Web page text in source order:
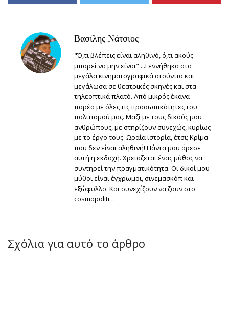
Βασίλης Νάτσιος
"Ό,τι βλέπεις είναι αληθινό, ό,τι ακούς
μπορεί να μην είναι" ...Γεννήθηκα στα
μεγάλα κινηματογραφικά στούντιο και
μεγάλωσα σε θεατρικές σκηνές και στα
τηλεοπτικά πλατό. Από μικρός έκανα
παρέα με όλες τις προσωπικότητες του
πολιτισμού μας. Μαζί με τους δικούς μου
ανθρώπους, με στηρίζουν συνεχώς, κυρίως
με το έργο τους. Ωραία ιστορία, έτσι; Κρίμα
που δεν είναι αληθινή! Πάντα μου άρεσε
αυτή η εκδοχή. Χρειάζεται ένας μύθος να
συντηρεί την πραγματικότητα. Οι δικοί μου
μύθοι είναι έγχρωμοι, σινεμασκόπ και
εξώφυλλο. Και συνεχίζουν να ζουν στο
cosmopoliti…
Σχόλια για αυτό το άρθρο